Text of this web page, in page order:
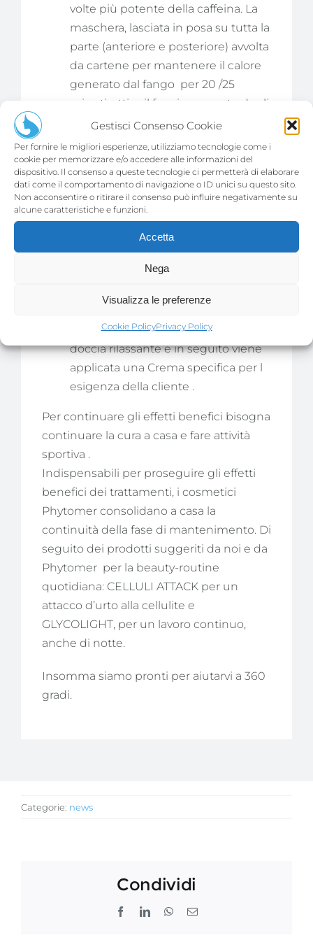
Gestisci Consenso Cookie
Per fornire le migliori esperienze, utilizziamo tecnologie come i
cookie per memorizzare e/o accedere alle informazioni del
dispositivo. Il consenso a queste tecnologie ci permetterà di elaborare
dati come il comportamento di navigazione o ID unici su questo sito.
Non acconsentire o ritirare il consenso può influire negativamente su
alcune caratteristiche e funzioni.
Accetta
Nega
Visualizza le preferenze
Cookie PolicyPrivacy Policy
volte più potente della caffeina. La
maschera, lasciata in posa su tutta la
parte (anteriore e posteriore) avvolta
da cartene per mantenere il calore
generato dal fango per 20 /25
minuti, attiva il funzionamento degli
adipociti, combattendone l’iper-
ossidazione all’interno degli stessi, e
favorisce il dimagrimento
riattivando il metabolismo dei grassi.
Inoltre, sviluppando ossigeno,
rilascia bollicine scoppiettanti che,
oltre ad essere molto piacevoli sulla
pelle, sprigionano un potente
effetto detossinante.
completamente il fango con una
doccia rilassante e in seguito viene
applicata una Crema specifica per l
esigenza della cliente .
Per continuare gli effetti benefici bisogna
continuare la cura a casa e fare attività
sportiva .
Indispensabili per proseguire gli effetti
benefici dei trattamenti, i cosmetici
Phytomer consolidano a casa la
continuità della fase di mantenimento. Di
seguito dei prodotti suggeriti da noi e da
Phytomer per la beauty-routine
quotidiana: CELLULI ATTACK per un
attacco d’urto alla cellulite e
GLYCOLIGHT, per un lavoro continuo,
anche di notte.
Insomma siamo pronti per aiutarvi a 360
gradi.
Categorie: news
Condividi
FacebookLinkedInWhatsApp
Email